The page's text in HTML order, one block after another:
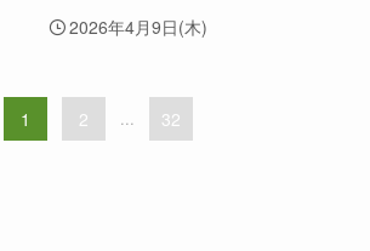
2026年4月9日(木)
1 2 ... 32